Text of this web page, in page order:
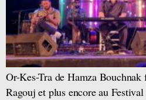
Or-Kes-Tra de Hamza
Ragouj et plus encore au